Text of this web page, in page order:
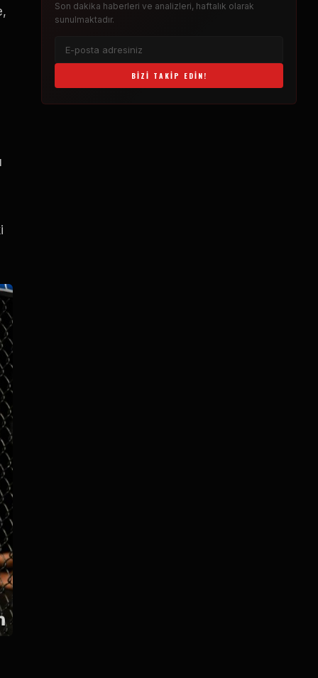
Son dakika haberleri ve analizleri, haftalık olarak
sunulmaktadır.
BIZI TAKIP EDIN!